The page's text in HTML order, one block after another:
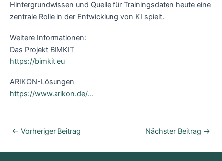
Hintergrundwissen und Quelle für Trainingsdaten heute eine
zentrale Rolle in der Entwicklung von KI spielt.
Weitere Informationen:
Das Projekt BIMKIT
https://bimkit.eu
ARIKON-Lösungen
https://www.arikon.de/…
← Vorheriger Beitrag Nächster Beitrag →